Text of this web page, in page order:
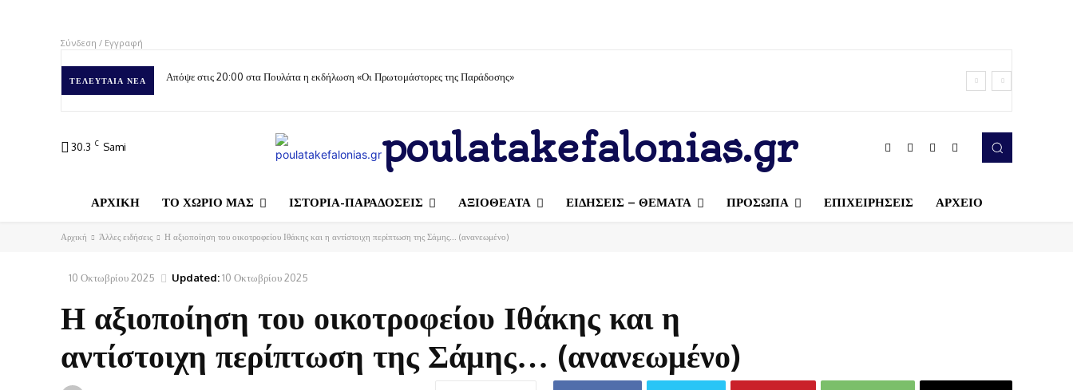
Σύνδεση / Εγγραφή
ΤΕΛΕΥΤΑΊΑ ΝΈΑ Απόψε στις 20:00 στα Πουλάτα η εκδήλωση «Οι Πρωτομάστορες της Παράδοσης»
30.3 C Sami poulatakefalonias.gr
ΑΡΧΙΚΗ ΤΟ ΧΩΡΙΟ ΜΑΣ ΙΣΤΟΡΙΑ-ΠΑΡΑΔΟΣΕΙΣ ΑΞΙΟΘΕΑΤΑ ΕΙΔΗΣΕΙΣ – ΘΕΜΑΤΑ ΠΡΟΣΩΠΑ ΕΠΙΧΕΙΡΗΣΕΙΣ ΑΡΧΕΙΟ
Αρχική Άλλες ειδήσεις Η αξιοποίηση του οικοτροφείου Ιθάκης και η αντίστοιχη περίπτωση της Σάμης... (ανανεωμένο)
10 Οκτωβρίου 2025 Updated:10 Οκτωβρίου 2025
Η αξιοποίηση του οικοτροφείου Ιθάκης και η
αντίστοιχη περίπτωση της Σάμης… (ανανεωμένο)